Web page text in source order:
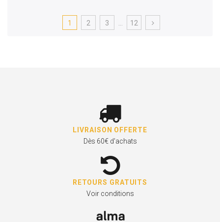
1 2 3 12
LIVRAISON OFFERTE
Dès 60€ d'achats
RETOURS GRATUITS
Voir conditions